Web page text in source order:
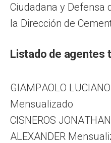
Ciudadana y Defensa
la Dirección de
Listado de agentes
GIAMPAOLO
Mensualizado
CISNEROS
ALEXANDER